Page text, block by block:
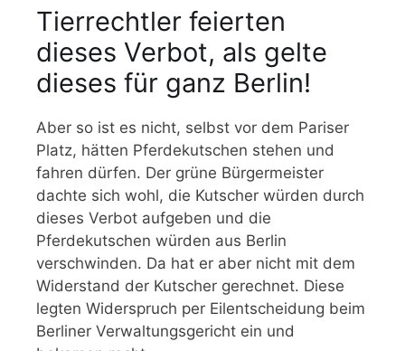
Tierrechtler feierten
dieses Verbot, als gelte
dieses für ganz Berlin!
Aber so ist es nicht, selbst vor dem Pariser
Platz, hätten Pferdekutschen stehen und
fahren dürfen. Der grüne Bürgermeister
dachte sich wohl, die Kutscher würden durch
dieses Verbot aufgeben und die
Pferdekutschen würden aus Berlin
verschwinden. Da hat er aber nicht mit dem
Widerstand der Kutscher gerechnet. Diese
legten Widerspruch per Eilentscheidung beim
Berliner Verwaltungsgericht ein und